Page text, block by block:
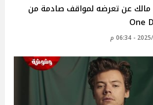
عن تعرضه لمواقف صادمة من